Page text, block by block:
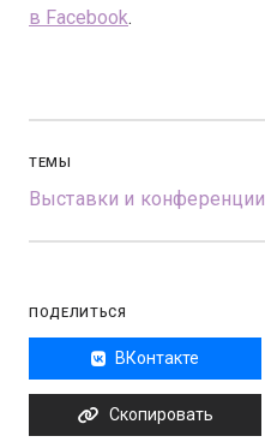
в Facebook.
ТЕМЫ
Выставки и конференции
ПОДЕЛИТЬСЯ
ВКонтакте
Скопировать